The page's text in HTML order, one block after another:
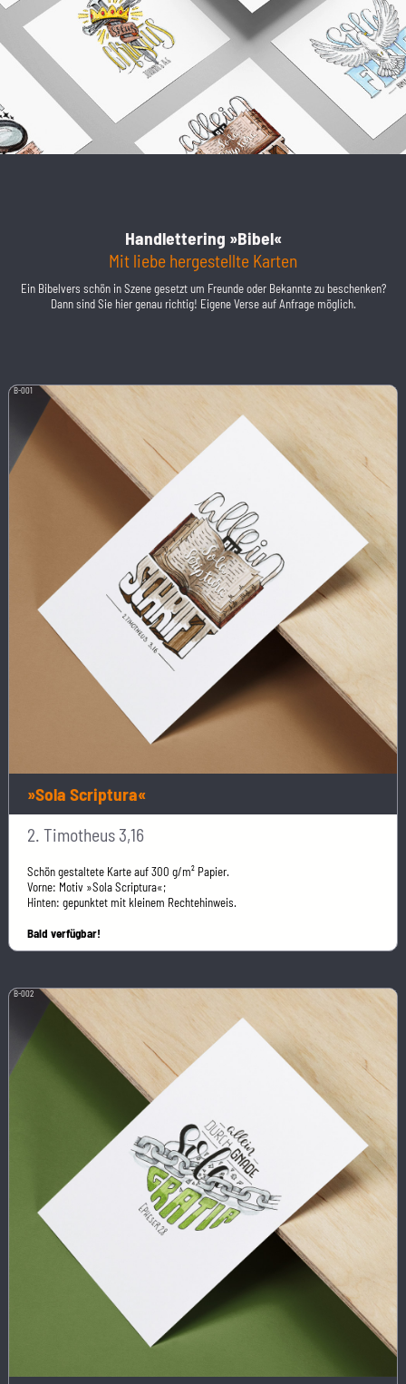
Handlettering »Bibel«
Mit liebe hergestellte Karten
Ein Bibelvers schön in Szene gesetzt um Freunde oder Bekannte zu beschenken?
Dann sind Sie hier genau richtig! Eigene Verse auf Anfrage möglich.
B-001
»Sola Scriptura«
2. Timotheus 3,16
Schön gestaltete Karte auf 300 g/m² Papier.
Vorne: Motiv »Sola Scriptura«;
Hinten: gepunktet mit kleinem Rechtehinweis.
Bald verfügbar!
B-002